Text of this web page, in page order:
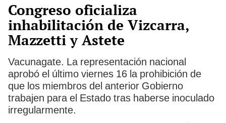
Congreso oficializa
inhabilitación de Vizcarra,
Mazzetti y Astete
Vacunagate. La representación nacional
aprobó el último viernes 16 la prohibición de
que los miembros del anterior Gobierno
trabajen para el Estado tras haberse inoculado
irregularmente.